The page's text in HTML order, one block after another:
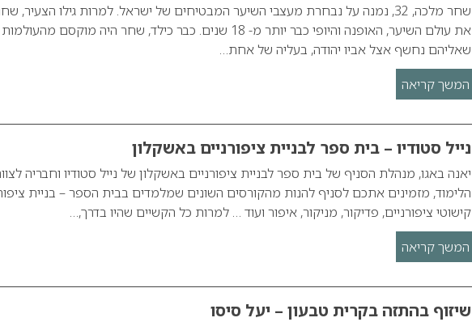
שחר מלכה, 32, נמנה על נבחרת מעצבי השיער המבטיחים של ישראל. למרות גילו הצעיר,
את עולם השיער, האופנה והיופי כבר יותר מ- 18 שנים. כבר כילד, שחר היה מוקסם מהעולמות
שאליהם נחשף אצל אביו יהודה, בעליה של אחת…
המשך קריאה
נייל סטודיו – בית ספר לבניית ציפורניים באשקלון
יאנה באגו, מנהלת הסניף של בית ספר לבניית ציפורניים באשקלון של נייל סטודיו וחבריה
הלימוד, מזמינים אתכם לסניף להנות מהקורסים השונים שמלמדים בבית הספר – בניית
קישוטי ציפורניים, פדיקור, מניקור, איפור ועוד … למרות כל הקשיים שהיו בדרך,…
המשך קריאה
שיזוף בהתזה בקרית טבעון – יעל סיסו